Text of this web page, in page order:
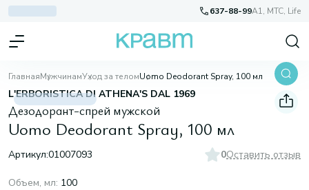
637-88-99A1, МТС, Life
ГлавнаяМужчинамУход за теломUomo Deodorant Spray, 100 мл
L'ERBORISTICA DI ATHENA'S DAL 1969
Дезодорант-спрей мужской
Uomo Deodorant Spray, 100 мл
Артикул:01007093 0Оставить отзыв
Объем, мл: 100